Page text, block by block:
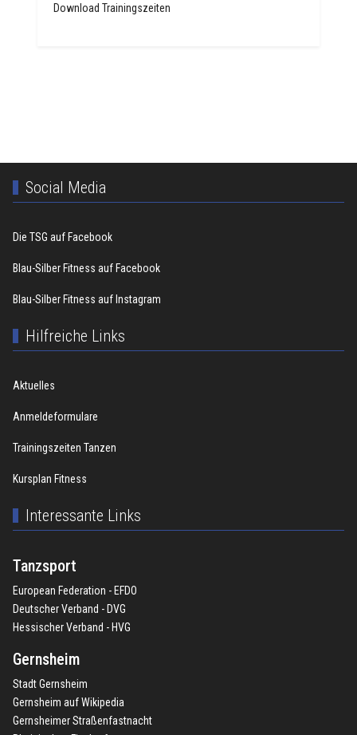
Download Trainingszeiten
Social Media
Die TSG auf Facebook
Blau-Silber Fitness auf Facebook
Blau-Silber Fitness auf Instagram
Hilfreiche Links
Aktuelles
Anmeldeformulare
Trainingszeiten Tanzen
Kursplan Fitness
Interessante Links
Tanzsport
European Federation - EFDO
Deutscher Verband - DVG
Hessischer Verband - HVG
Gernsheim
Stadt Gernsheim
Gernsheim auf Wikipedia
Gernsheimer Straßenfastnacht